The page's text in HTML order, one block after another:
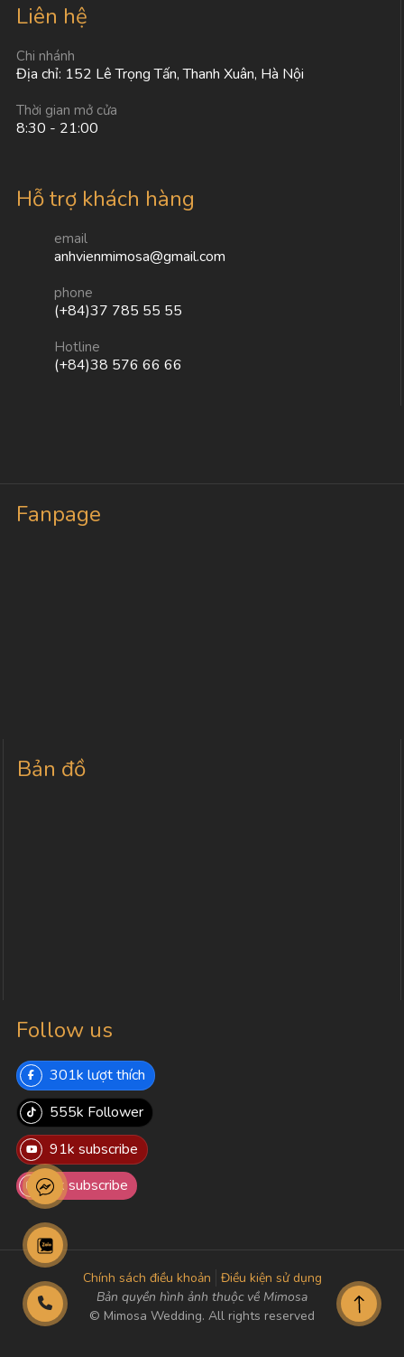
Liên hệ
Chi nhánh
Địa chỉ: 152 Lê Trọng Tấn, Thanh Xuân, Hà Nội
Thời gian mở cửa
8:30 - 21:00
Hỗ trợ khách hàng
email
anhvienmimosa@gmail.com
phone
(+84)37 785 55 55
Hotline
(+84)38 576 66 66
Fanpage
Bản đồ
Follow us
301k lượt thích
555k Follower
91k subscribe
8k subscribe
Chính sách điều khoản
Điều kiện sử dụng
Bản quyền hình ảnh thuộc về Mimosa
© Mimosa Wedding. All rights reserved